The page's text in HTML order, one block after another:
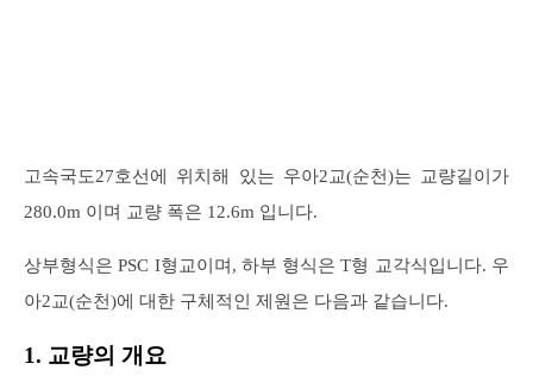
고속국도27호선에 위치해 있는 우아2교(순천)는 교량길이가
280.0m 이며 교량 폭은 12.6m 입니다.
상부형식은 PSC I형교이며, 하부 형식은 T형 교각식입니다. 우
아2교(순천)에 대한 구체적인 제원은 다음과 같습니다.
1. 교량의 개요